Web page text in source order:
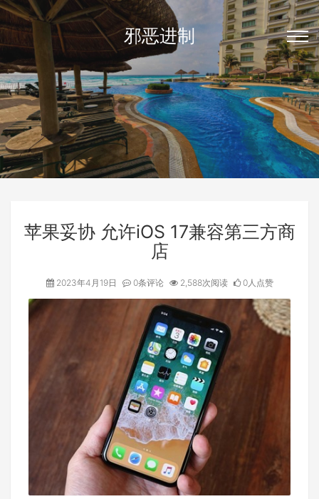
邪恶进制
苹果妥协 允许iOS 17兼容第三方商
店
2023年4月19日 0条评论 2,588次阅读 0人点赞